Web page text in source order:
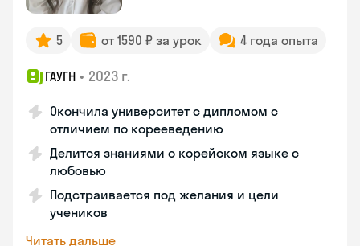
5 от 1590 ₽ за урок 4 года опыта
ГАУГН • 2023 г.
Окончила университет с дипломом с
отличием по корееведению
Делится знаниями о корейском языке с
любовью
Подстраивается под желания и цели
учеников
Читать дальше